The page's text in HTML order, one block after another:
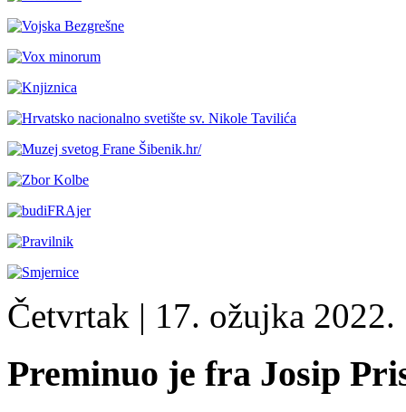
Četvrtak | 17. ožujka 2022.
Preminuo je fra Josip